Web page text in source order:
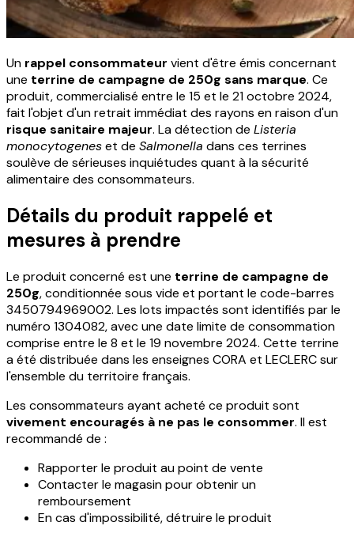
Un rappel consommateur vient d'être émis concernant
une terrine de campagne de 250g sans marque. Ce
produit, commercialisé entre le 15 et le 21 octobre 2024,
fait l'objet d'un retrait immédiat des rayons en raison d'un
risque sanitaire majeur. La détection de Listeria
monocytogeneset de Salmonella dans ces terrines
soulève de sérieuses inquiétudes quant à la sécurité
alimentaire des consommateurs.
Détails du produit rappelé et
mesures à prendre
Le produit concerné est une terrine de campagne de
250g, conditionnée sous vide et portant le code-barres
3450794969002. Les lots impactés sont identifiés par le
numéro 1304082, avec une date limite de consommation
comprise entre le 8 et le 19 novembre 2024. Cette terrine
a été distribuée dans les enseignes CORA et LECLERC sur
l'ensemble du territoire français.
Les consommateurs ayant acheté ce produit sont
vivement encouragés à ne pas le consommer. Il est
recommandé de :
Rapporter le produit au point de vente
Contacter le magasin pour obtenir un
remboursement
En cas d'impossibilité, détruire le produit